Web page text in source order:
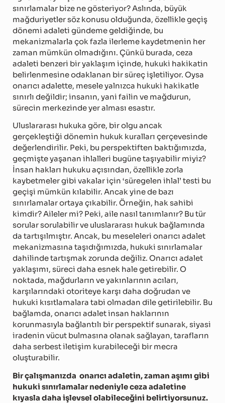
sınırlamalar bize ne gösteriyor? Aslında, büyük
mağduriyetler söz konusu olduğunda, özellikle geçiş
dönemi adaleti gündeme geldiğinde, bu
mekanizmalarla çok fazla ilerleme kaydetmenin her
zaman mümkün olmadığını. Çünkü burada, ceza
adaleti benzeri bir yaklaşım içinde, hukuki hakikatin
belirlenmesine odaklanan bir süreç işletiliyor. Oysa
onarıcı adalette, mesele yalnızca hukuki hakikatle
sınırlı değildir; insanın, yani failin ve mağdurun,
sürecin merkezinde yer alması esastır.
Uluslararası hukuka göre, bir olgu ancak
gerçekleştiği dönemin hukuk kuralları çerçevesinde
değerlendirilir. Peki, bu perspektiften baktığımızda,
geçmişte yaşanan ihlalleri bugüne taşıyabilir miyiz?
İnsan hakları hukuku açısından, özellikle zorla
kaybetmeler gibi vakalar için ‘süregelen ihlal’ testi bu
geçişi mümkün kılabilir. Ancak yine de bazı
sınırlamalar ortaya çıkabilir. Örneğin, hak sahibi
kimdir? Aileler mi? Peki, aile nasıl tanımlanır? Bu tür
sorular sorulabilir ve uluslararası hukuk bağlamında
da tartışılmıştır. Ancak, bu meseleleri onarıcı adalet
mekanizmasına taşıdığımızda, hukuki sınırlamalar
dahilinde tartışmak zorunda değiliz. Onarıcı adalet
yaklaşımı, süreci daha esnek hale getirebilir. O
noktada, mağdurların ve yakınlarının acıları,
karşılarındaki otoriteye karşı daha doğrudan ve
hukuki kısıtlamalara tabi olmadan dile getirilebilir. Bu
bağlamda, onarıcı adalet insan haklarının
korunmasıyla bağlantılı bir perspektif sunarak, siyasi
iradenin vücut bulmasına olanak sağlayan, tarafların
daha serbest iletişim kurabileceği bir mecra
oluşturabilir.
Bir çalışmanızda onarıcı adaletin, zaman aşımı gibi
hukuki sınırlamalar nedeniyle ceza adaletine
kıyasla daha işlevsel olabileceğini belirtiyorsunuz.